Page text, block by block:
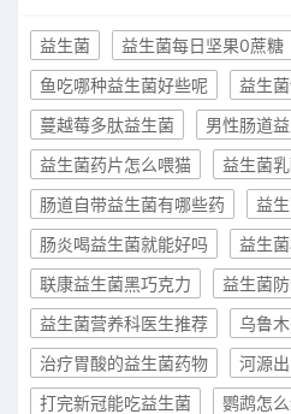
益生菌 益生菌每日坚果0蔗糖
鱼吃哪种益生菌好些呢
益生
蔓越莓多肽益生菌
男性肠道
益生菌药片怎么喂猫
益生菌
肠道自带益生菌有哪些药
益
肠炎喝益生菌就能好吗
益生
联康益生菌黑巧克力
益生菌
益生菌营养科医生推荐
乌鲁
治疗胃酸的益生菌药物
河源
打完新冠能吃益生菌
鹦鹉怎